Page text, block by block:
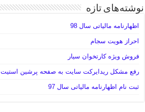
نوشته‌های تازه
اظهارنامه مالیاتی سال 98
احراز هویت سجام
فروش ویژه کارتخوان سیار
رفع مشکل ریدایرکت سایت به صفحه پرشین استیت
ثبت نام اظهارنامه مالیاتی سال 97